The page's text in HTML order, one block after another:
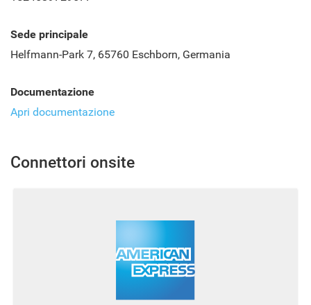
Sede principale
Helfmann-Park 7, 65760 Eschborn, Germania
Documentazione
Apri documentazione
Connettori onsite